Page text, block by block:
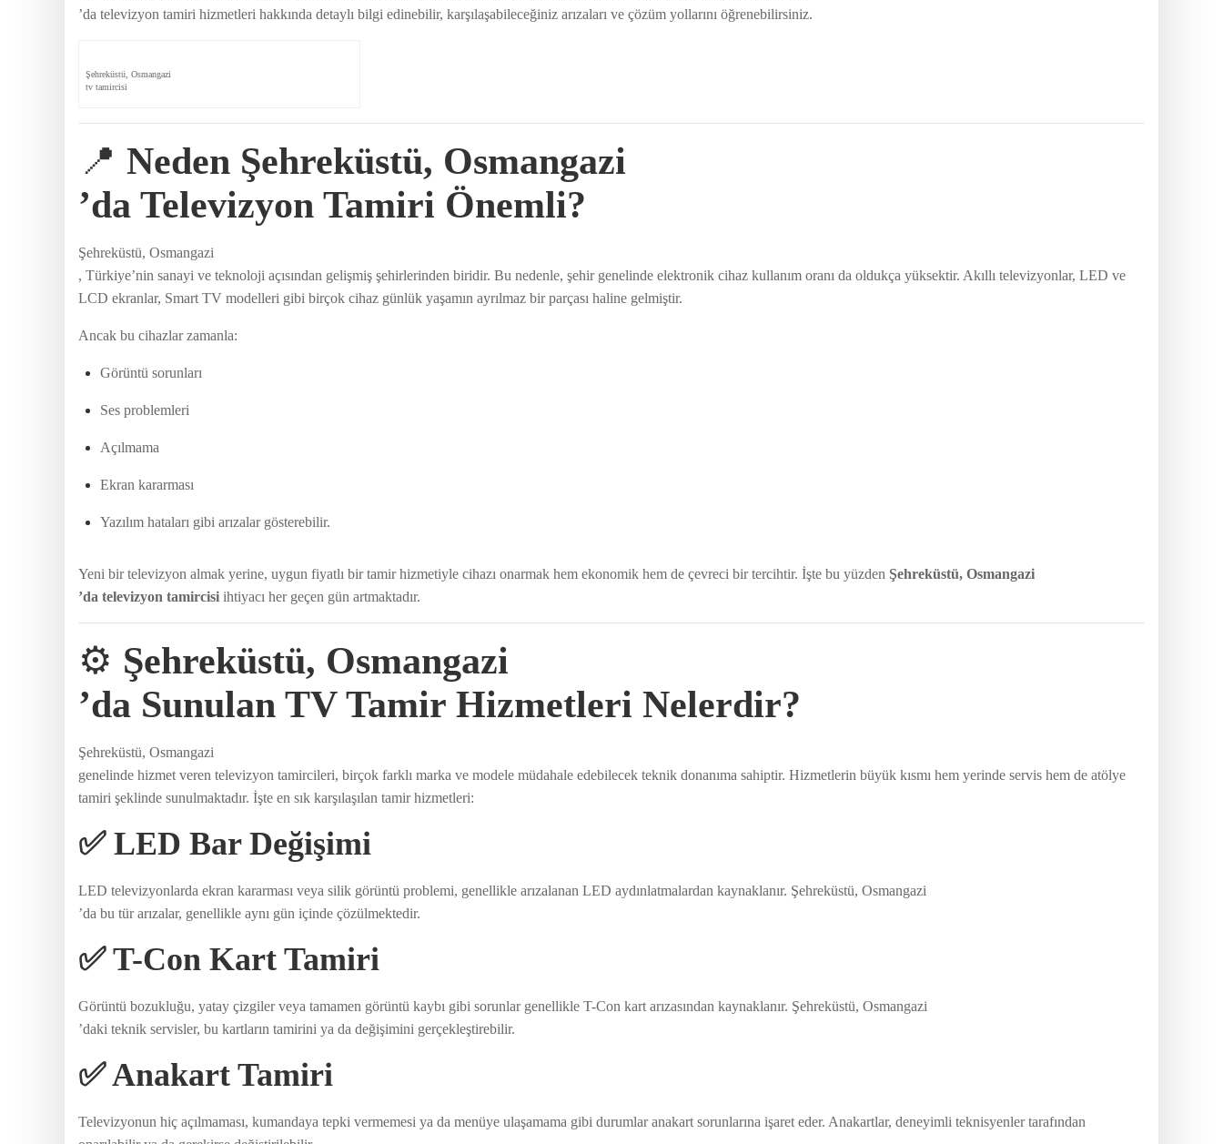
’da televizyon tamiri hizmetleri hakkında detaylı bilgi edinebilir, karşılaşabileceğiniz arızaları ve çözüm yollarını öğrenebilirsiniz.
Şehreküstü, Osmangazi
tv tamircisi
📍 Neden Şehreküstü, Osmangazi
’da Televizyon Tamiri Önemli?
Şehreküstü, Osmangazi
, Türkiye’nin sanayi ve teknoloji açısından gelişmiş şehirlerinden biridir. Bu nedenle, şehir genelinde elektronik cihaz kullanım oranı da oldukça yüksektir. Akıllı televizyonlar, LED ve
LCD ekranlar, Smart TV modelleri gibi birçok cihaz günlük yaşamın ayrılmaz bir parçası haline gelmiştir.
Ancak bu cihazlar zamanla:
Görüntü sorunları
Ses problemleri
Açılmama
Ekran kararması
Yazılım hataları gibi arızalar gösterebilir.
Yeni bir televizyon almak yerine, uygun fiyatlı bir tamir hizmetiyle cihazı onarmak hem ekonomik hem de çevreci bir tercihtir. İşte bu yüzden Şehreküstü, Osmangazi
’da televizyon tamircisi ihtiyacı her geçen gün artmaktadır.
⚙️ Şehreküstü, Osmangazi
’da Sunulan TV Tamir Hizmetleri Nelerdir?
Şehreküstü, Osmangazi
genelinde hizmet veren televizyon tamircileri, birçok farklı marka ve modele müdahale edebilecek teknik donanıma sahiptir. Hizmetlerin büyük kısmı hem yerinde servis hem de atölye
tamiri şeklinde sunulmaktadır. İşte en sık karşılaşılan tamir hizmetleri:
✅ LED Bar Değişimi
LED televizyonlarda ekran kararması veya silik görüntü problemi, genellikle arızalanan LED aydınlatmalardan kaynaklanır. Şehreküstü, Osmangazi
’da bu tür arızalar, genellikle aynı gün içinde çözülmektedir.
✅ T-Con Kart Tamiri
Görüntü bozukluğu, yatay çizgiler veya tamamen görüntü kaybı gibi sorunlar genellikle T-Con kart arızasından kaynaklanır. Şehreküstü, Osmangazi
’daki teknik servisler, bu kartların tamirini ya da değişimini gerçekleştirebilir.
✅ Anakart Tamiri
Televizyonun hiç açılmaması, kumandaya tepki vermemesi ya da menüye ulaşamama gibi durumlar anakart sorunlarına işaret eder. Anakartlar, deneyimli teknisyenler tarafından